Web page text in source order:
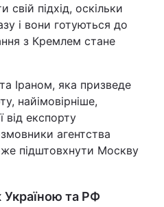
свій підхід, оскільки
і вони готуються до
з Кремлем стане
Іраном, яка призведе
найімовірніше,
від експорту
агентства
підштовхнути Москву
Україною та РФ